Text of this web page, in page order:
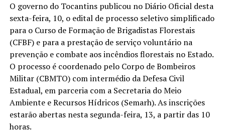
O governo do Tocantins publicou no Diário Oficial desta
sexta-feira, 10, o edital de processo seletivo simplificado
para o Curso de Formação de Brigadistas Florestais
(CFBF) e para a prestação de serviço voluntário na
prevenção e combate aos incêndios florestais no Estado.
O processo é coordenado pelo Corpo de Bombeiros
Militar (CBMTO) com intermédio da Defesa Civil
Estadual, em parceria com a Secretaria do Meio
Ambiente e Recursos Hídricos (Semarh). As inscrições
estarão abertas nesta segunda-feira, 13, a partir das 10
horas.